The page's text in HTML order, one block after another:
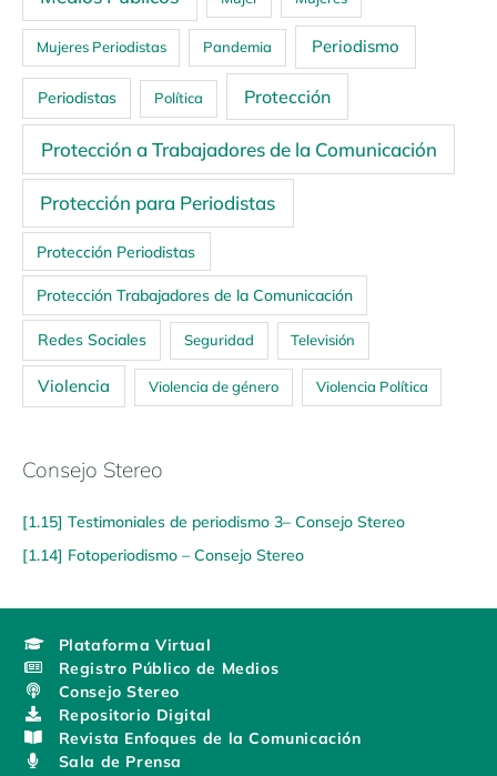
Mujeres Periodistas Pandemia Periodismo
Periodistas Política Protección
Protección a Trabajadores de la Comunicación
Protección para Periodistas
Protección Periodistas
Protección Trabajadores de la Comunicación
Redes Sociales Seguridad Televisión
Violencia Violencia de género Violencia Política
Consejo Stereo
[1.15] Testimoniales de periodismo 3– Consejo Stereo
[1.14] Fotoperiodismo – Consejo Stereo
Plataforma Virtual
Registro Público de Medios
Consejo Stereo
Repositorio Digital
Revista Enfoques de la Comunicación
Sala de Prensa